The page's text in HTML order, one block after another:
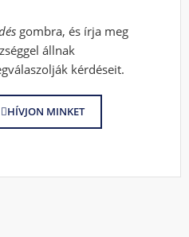
gombra, és írja meg
állnak
kérdéseit.
HÍVJON MINKET